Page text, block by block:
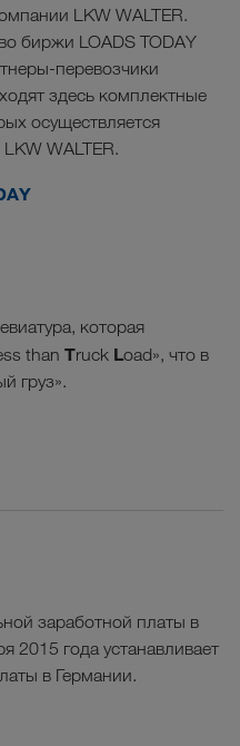
LKW WALTER.
биржи LOADS TODAY
перевозчики
здесь комплектные
осуществляется
WALTER.
которая
than Truck Load», что в
груз».
заработной платы в
2015 года устанавливает
в Германии.